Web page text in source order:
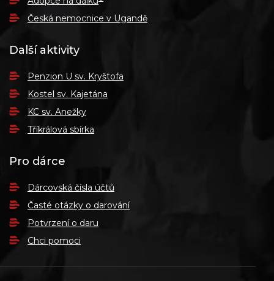
Česká nemocnice v Ugandě
Další aktivity
Penzion U sv. Kryštofa
Kostel sv. Kajetána
KC sv. Anežky
Tříkrálová sbírka
Pro dárce
Dárcovská čísla účtů
Časté otázky o darování
Potvrzení o daru
Chci pomoci